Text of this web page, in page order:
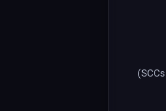
עיבוד/אחסון עשויים להתבצע מחוץ לישראל (כגון באיחוד האירופי/ארה״ב). אנו מסתמכים על מנגנוני העברה מקובלים (למשל SCCs)